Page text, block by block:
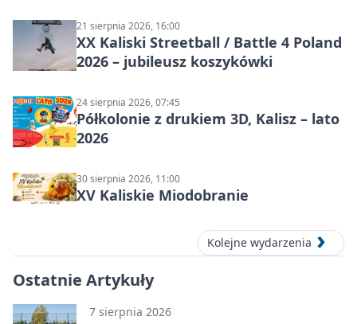
21 sierpnia 2026, 16:00
XX Kaliski Streetball / Battle 4 Poland
2026 – jubileusz koszykówki
24 sierpnia 2026, 07:45
Półkolonie z drukiem 3D, Kalisz – lato
2026
30 sierpnia 2026, 11:00
XV Kaliskie Miodobranie
Kolejne wydarzenia
Ostatnie Artykuły
7 sierpnia 2026